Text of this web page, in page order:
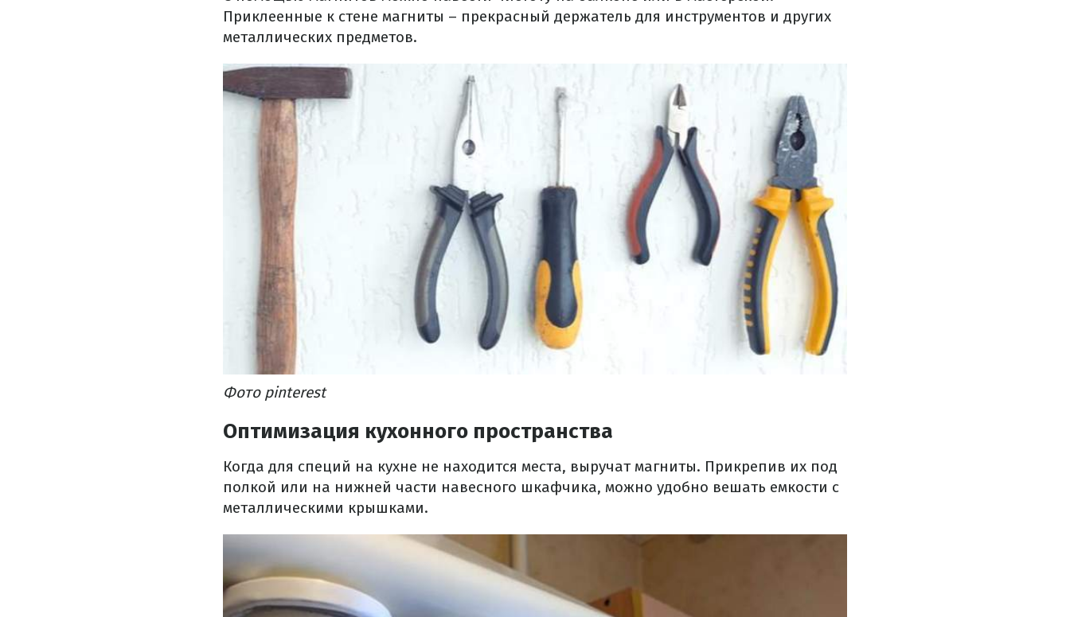
Приклеенные к стене магниты – прекрасный держатель для инструментов и других
металлических предметов.
Фото pinterest
Оптимизация кухонного пространства
Когда для специй на кухне не находится места, выручат магниты. Прикрепив их под
полкой или на нижней части навесного шкафчика, можно удобно вешать емкости с
металлическими крышками.